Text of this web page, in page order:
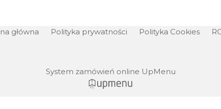
główna Polityka prywatności Polityka Cookies
System zamówień online UpMenu